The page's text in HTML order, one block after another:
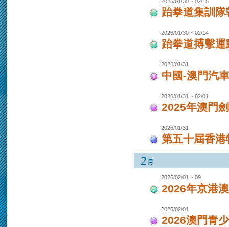
跆拳道集訓
2026/01/30 ~ 02/14
跆拳道搏擊
2026/01/31
中國-澳門汽
2026/01/31 ~ 02/01
2025年澳門
2026/01/31
第五十屆香
2026/02/01 ~ 09
2026年京港
2026/02/01
2026澳門青